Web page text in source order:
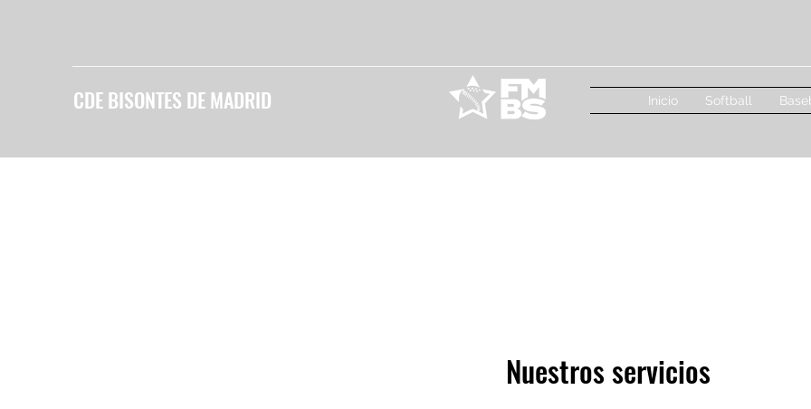
CDE BISONTES DE MADRID Inicio Softball
Nuestros servicios